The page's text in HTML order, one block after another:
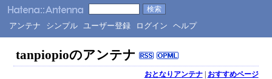
アンテナ シンプル ユーザー登録 ログイン ヘルプ
tanpiopioのアンテナ
おとなりアンテナ| おすすめページ